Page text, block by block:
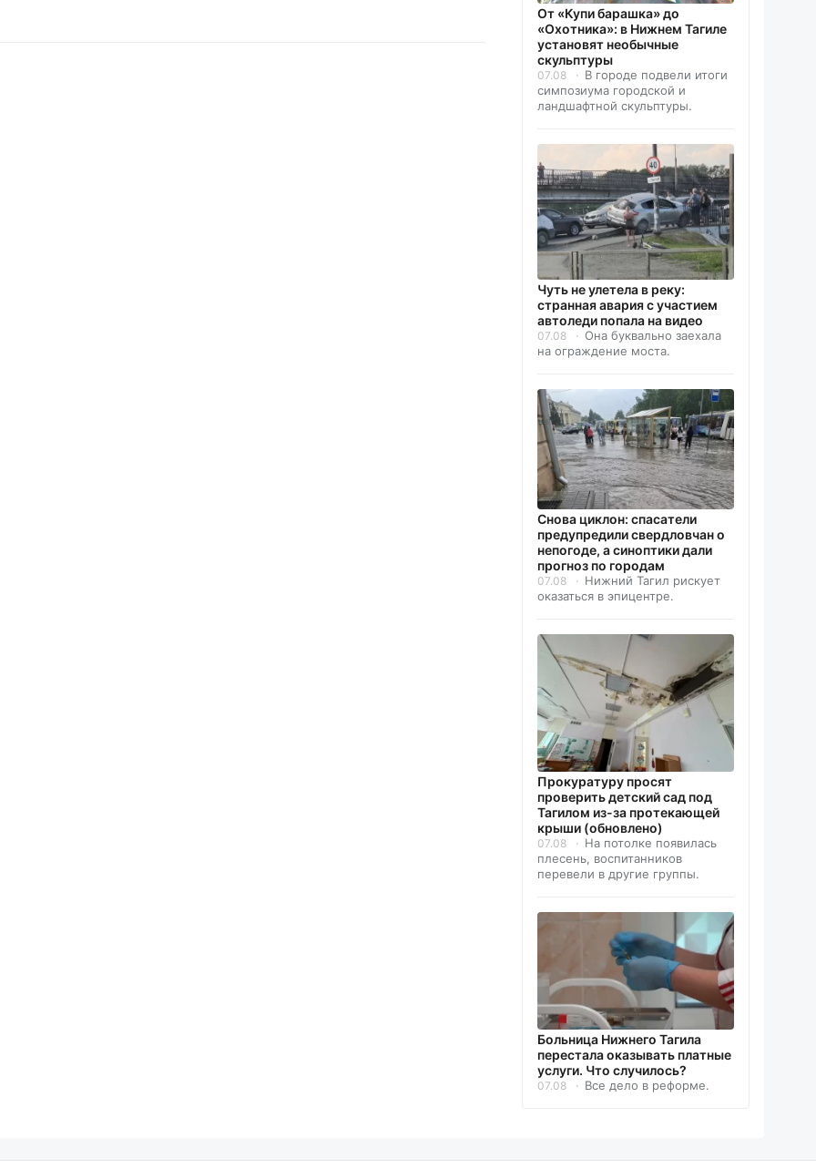
От «Купи барашка» до
«Охотника»: в Нижнем Тагиле
установят необычные
скульптуры
07.08
В городе подвели итоги
симпозиума городской и
ландшафтной скульптуры.
Чуть не улетела в реку:
странная авария с участием
автоледи попала на видео
07.08
Она буквально заехала
на ограждение моста.
Снова циклон: спасатели
предупредили свердловчан о
непогоде, а синоптики дали
прогноз по городам
07.08
Нижний Тагил рискует
оказаться в эпицентре.
Прокуратуру просят
проверить детский сад под
Тагилом из-за протекающей
крыши (обновлено)
07.08
На потолке появилась
плесень, воспитанников
перевели в другие группы.
Больница Нижнего Тагила
перестала оказывать платные
услуги. Что случилось?
07.08 Все дело в реформе.